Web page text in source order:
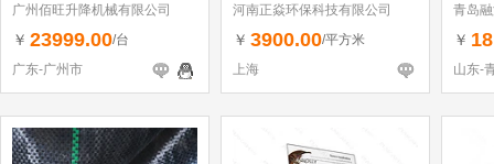
广州佰旺升降机械有限公司
￥ 23999.00/台
广东-广州市
河南正焱环保科技有限公司
￥ 3900.00/平方米
上海
青岛
￥
山东-